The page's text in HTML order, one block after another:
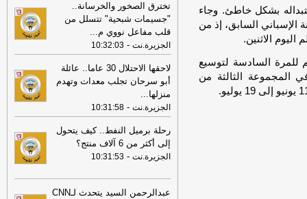
بشدة بعد استبداله بشكل خاطئ. وجاء
الإسباني السابق، إذ من
⁠الاثنين.
للمرة السادسة لتوسيع
المجموعة الثالثة من
00:38
«القوى العاملة»: سرية تامة
لبيانات مقدمي البلاغات في «بلغني»
-
جريدة الراي
23:58
وفد «رحلة الدمج» الكويتية يختتم
مشاركته بالبرنامج الصيفي لأكاديمية الخليج
للقيادة والابتكار في بريطانيا- جريدة الأنباء
الكويتية
23:58
تجديد تعيين خالد محمد الخالد
بدرجة وكيل وزارة في ديوان مجلس الوزراء
جريدة الأنباء الكويتية
23:48
ضبط مصري قتل آسيويَّين طعناً
تخترق الصخور والخرسانة..
"جسيمات شبحية" تتسلل من
قلب مفاعل نووي م...
الجزيرة.نت -
10:32:03
لاحقها الاحتلال 30 عاما.. عائلة
أبو سرحان تجلب معدات وتهدم
منزلها...
الجزيرة.نت -
10:31:58
رحلة برميل النفط.. كيف يتحول
إلى أكثر من 6 آلاف منتج؟
الجزيرة.نت -
10:31:53
عبدالرحمن السيد يتحدث لـCNN